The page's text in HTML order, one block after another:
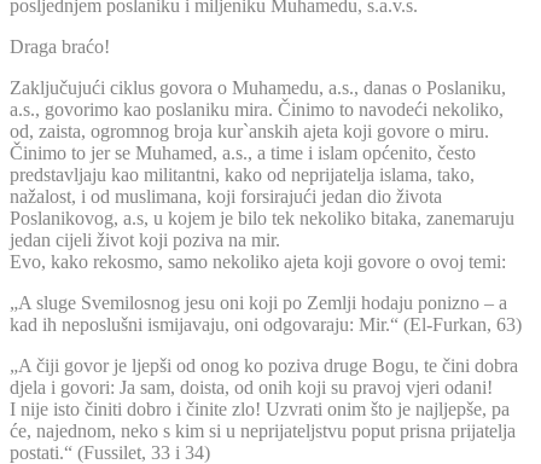
posljednjem poslaniku i miljeniku Muhamedu, s.a.v.s.
Draga braćo!
Zaključujući ciklus govora o Muhamedu, a.s., danas o Poslaniku,
a.s., govorimo kao poslaniku mira. Činimo to navodeći nekoliko,
od, zaista, ogromnog broja kur`anskih ajeta koji govore o miru.
Činimo to jer se Muhamed, a.s., a time i islam općenito, često
predstavljaju kao militantni, kako od neprijatelja islama, tako,
nažalost, i od muslimana, koji forsirajući jedan dio života
Poslanikovog, a.s, u kojem je bilo tek nekoliko bitaka, zanemaruju
jedan cijeli život koji poziva na mir.
Evo, kako rekosmo, samo nekoliko ajeta koji govore o ovoj temi:
„A sluge Svemilosnog jesu oni koji po Zemlji hodaju ponizno – a
kad ih neposlušni ismijavaju, oni odgovaraju: Mir.“ (El-Furkan, 63)
„A čiji govor je ljepši od onog ko poziva druge Bogu, te čini dobra
djela i govori: Ja sam, doista, od onih koji su pravoj vjeri odani!
I nije isto činiti dobro i činite zlo! Uzvrati onim što je najljepše, pa
će, najednom, neko s kim si u neprijateljstvu poput prisna prijatelja
postati.“ (Fussilet, 33 i 34)